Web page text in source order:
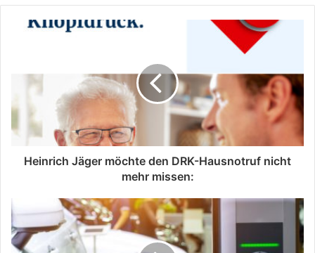
Heinrich Jäger möchte den DRK-Hausnotruf nicht
mehr missen: